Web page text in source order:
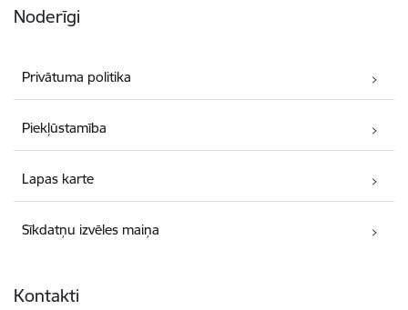
Noderīgi
Privātuma politika
Piekļūstamība
Lapas karte
Sīkdatņu izvēles maiņa
Kontakti